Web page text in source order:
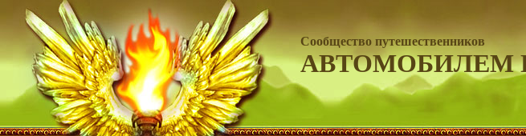
Сообщество путешественников
АВТОМОБИЛЕМ